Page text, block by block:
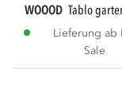
WOOOD tablo
Lieferung ab
Sale